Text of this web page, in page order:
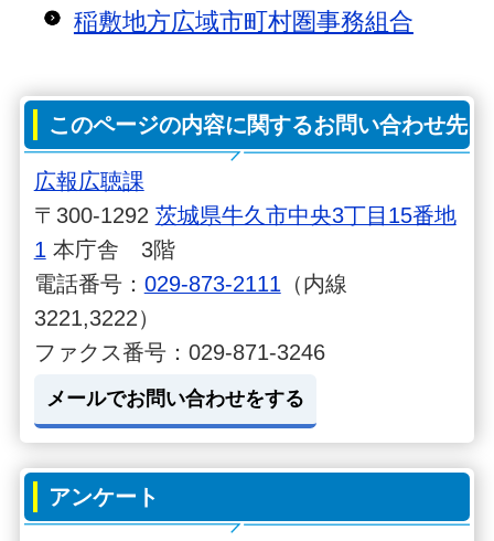
稲敷地方広域市町村圏事務組合
このページの内容に関するお問い合わせ先
広報広聴課
〒300-1292 茨城県牛久市中央3丁目15番地
1 本庁舎 3階
電話番号： 029-873-2111 （内線
3221,3222）
ファクス番号：029-871-3246
メールでお問い合わせをする
アンケート